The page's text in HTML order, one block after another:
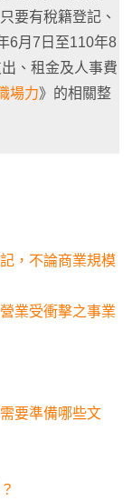
要有稅籍登記、
6月7日至110年8
、租金及人事費
場力》的相關整
，不論商業規模
業受衝擊之事業
要準備哪些文